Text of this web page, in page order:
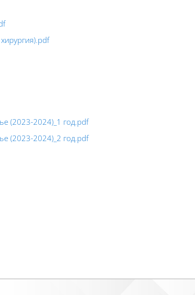
(2023-2024)_1 год.pdf
(2023-2024)_2 год.pdf